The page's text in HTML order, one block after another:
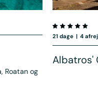
Roatan og
21 dage | 4
Albatros'